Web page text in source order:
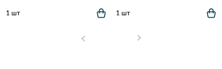
1 шт 1 шт